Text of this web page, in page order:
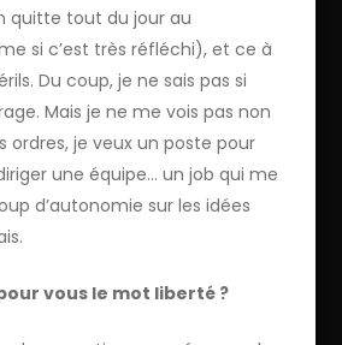
quitte tout du jour au
si c’est très réfléchi), et ce à
Du coup, je ne sais pas si
Mais je ne me vois pas non
ordres, je veux un poste pour
une équipe… un job qui me
d’autonomie sur les idées
vous le mot liberté ?